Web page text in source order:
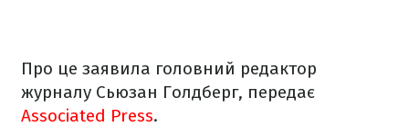
Про це заявила головний редактор
журналу Сьюзан Голдберг, передає
Associated Press.